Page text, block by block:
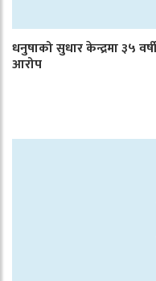
धनुषाको सुधार केन्द्रमा ३५
आरोप